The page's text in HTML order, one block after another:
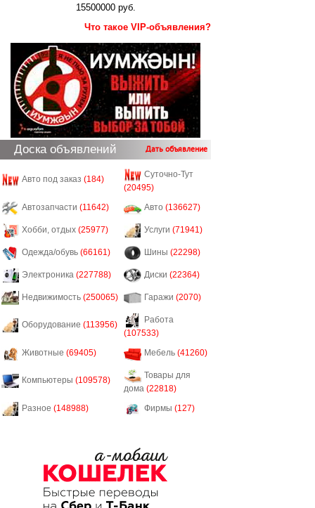
15500000 руб.
Что такое VIP-объявления?
Доска объявлений Дать объявление
Авто под заказ (184)
Суточно-Тут
(20495)
Автозапчасти (11642) Авто (136627)
Хобби, отдых (25977) Услуги (71941)
Одежда/обувь (66161) Шины (22298)
Электроника (227788) Диски (22364)
Недвижимость (250065) Гаражи (2070)
Оборудование (113956)
Работа
(107533)
Животные (69405) Мебель (41260)
Компьютеры (109578)
Товары для
дома (22818)
Разное (148988) Фирмы (127)